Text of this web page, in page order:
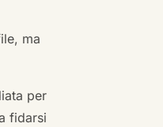
ma
per
fidarsi